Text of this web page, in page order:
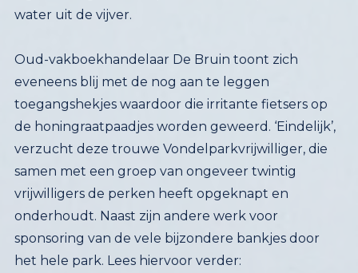
water uit de vijver.
Oud-vakboekhandelaar De Bruin toont zich
eveneens blij met de nog aan te leggen
toegangshekjes waardoor die irritante fietsers op
de honingraatpaadjes worden geweerd. ‘Eindelijk’,
verzucht deze trouwe Vondelparkvrijwilliger, die
samen met een groep van ongeveer twintig
vrijwilligers de perken heeft opgeknapt en
onderhoudt. Naast zijn andere werk voor
sponsoring van de vele bijzondere bankjes door
het hele park. Lees hiervoor verder: